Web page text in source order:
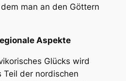
man an den Göttern
Aspekte
Glücks wird
Teil der nordischen